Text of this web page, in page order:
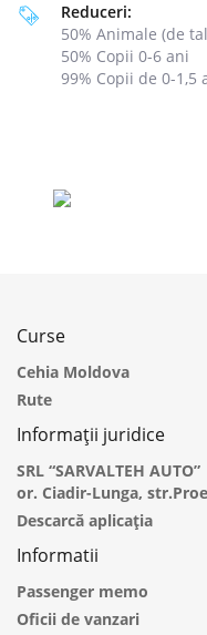
Reduceri:
50% Animale (de
50% Copii 0-6 ani
99% Copii de 0-1,5
Curse
Cehia Moldova
Rute
Informații juridice
SRL “SARVALTEH AUTO”
or. Ciadir-Lunga,
Descarcă aplicația
Informatii
Passenger memo
Oficii de vanzari